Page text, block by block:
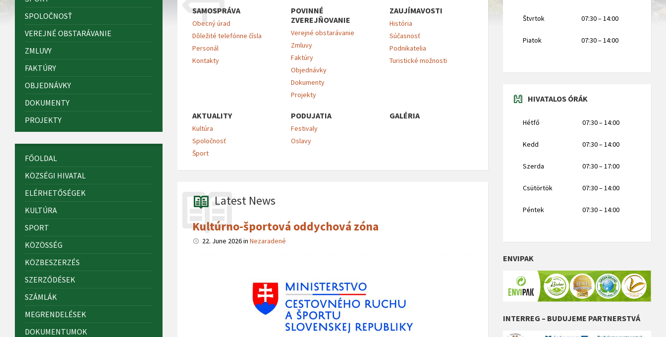
SAMOSPRÁVA
Obecný úrad
Dôležité telefónne čísla
Personál
Kontakty
POVINNÉ
ZVEREJŇOVANIE
Verejné obstarávanie
Zmluvy
Faktúry
Objednávky
Dokumenty
Projekty
ZAUJÍMAVOSTI
História
Súčasnosť
Podnikatelia
Turistické možnosti
AKTUALITY
Kultúra
Spoločnosť
Šport
PODUJATIA
Festivaly
Oslavy
GALÉRIA
Latest News
Kultúrno-športová oddychová zóna
22. June 2026inNezaradené
SPOLOČNOSŤ
VEREJNÉ OBSTARÁVANIE
ZMLUVY
FAKTÚRY
OBJEDNÁVKY
DOKUMENTY
PROJEKTY
FŐOLDAL
KÖZSÉGI HIVATAL
ELÉRHETŐSÉGEK
KULTÚRA
SPORT
KÖZÖSSÉG
KÖZBESZERZÉS
SZERZŐDÉSEK
SZÁMLÁK
MEGRENDELÉSEK
DOKUMENTUMOK
Štvrtok 07:30 – 14:00
Piatok 07:30 – 14:00
HIVATALOS ÓRÁK
Hétfő 07:30 – 14:00
Kedd 07:30 – 14:00
Szerda 07:30 – 17:00
Csütörtök 07:30 – 14:00
Péntek 07:30 – 14:00
ENVIPAK
INTERREG – BUDUJEME PARTNERSTVÁ